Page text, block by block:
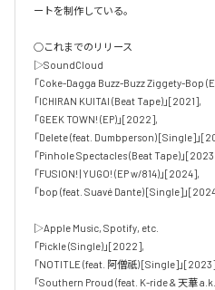
ートを制作している。
○これまでのリリース
▷SoundCloud
「Coke-Dagga Buzz-Buzz Ziggety-Bop
「ICHIRAN KUITAI (Beat Tape)」[2021],
「GEEK TOWN! (EP)」[2022],
「Delete (feat. Dumbperson) [Single]」
「Pinhole Spectacles (Beat Tape)」
「FUSION! | YUGO! (EP w/814)」[2024],
「bop (feat. Suavé Dante) [Single]」
▷Apple Music, Spotify, etc.
「Pickle (Single)」[2022],
「NOTITLE (feat. 阿僧祇) [Single]」
「Southern Proud (feat. K-ride & 天華